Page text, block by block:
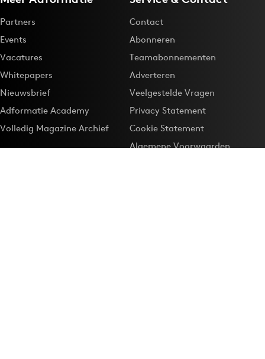
Partners
Events
Vacatures
Whitepapers
Nieuwsbrief
Adformatie Academy
Volledig Magazine Archief
Contact
Abonneren
Teamabonnementen
Adverteren
Veelgestelde Vragen
Privacy Statement
Cookie Statement
Algemene Voorwaarden